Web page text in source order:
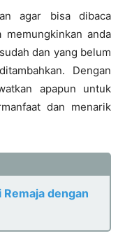
agar bisa dibaca
anda
dan yang belum
Dengan
apapun untuk
dan menarik
Remaja dengan